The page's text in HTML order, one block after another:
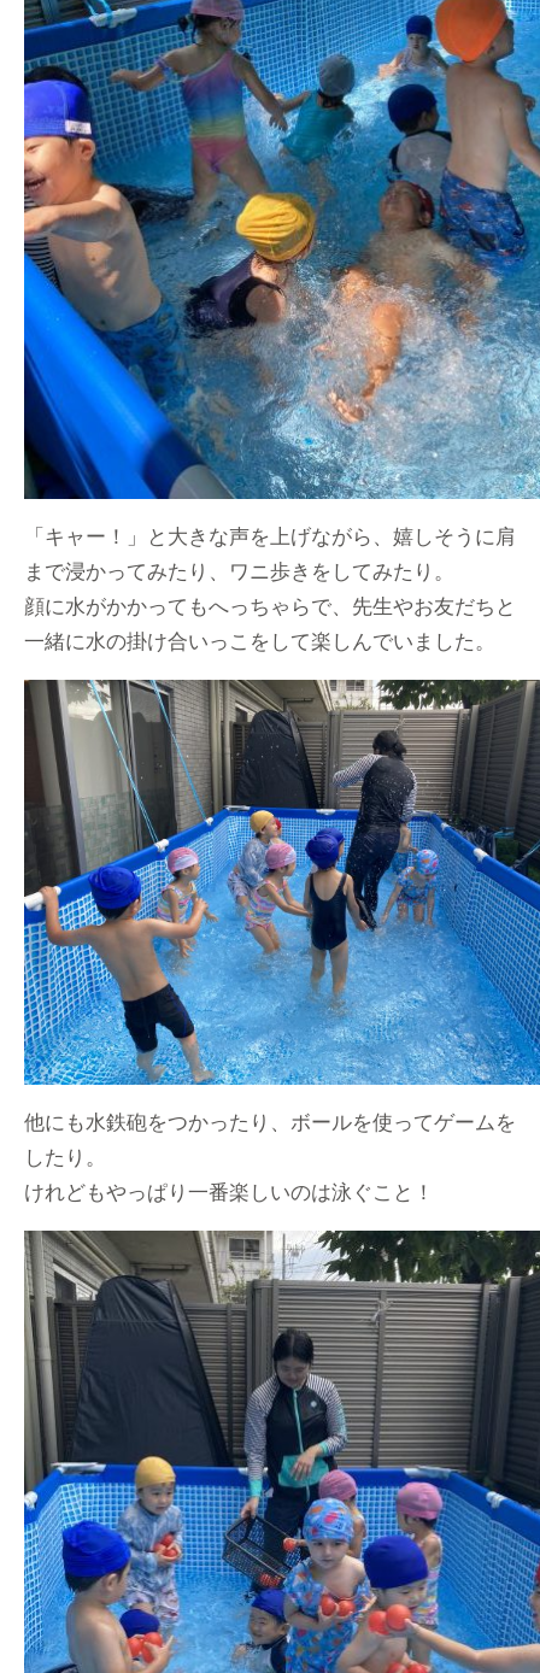
「キャー！」と大きな声を上げながら、嬉しそうに肩
まで浸かってみたり、ワニ歩きをしてみたり。
顔に水がかかってもへっちゃらで、先生やお友だちと
一緒に水の掛け合いっこをして楽しんでいました。
他にも水鉄砲をつかったり、ボールを使ってゲームを
したり。
けれどもやっぱり一番楽しいのは泳ぐこと！